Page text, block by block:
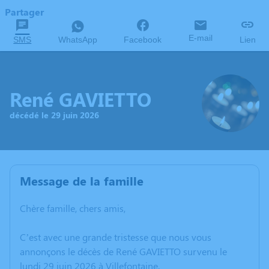
Partager
SMS WhatsApp Facebook E-mail Lien
René GAVIETTO
décédé le 29 juin 2026
Message de la famille
Chère famille, chers amis,
C’est avec une grande tristesse que nous vous
annonçons le décès de René GAVIETTO survenu le
lundi 29 juin 2026 à Villefontaine.